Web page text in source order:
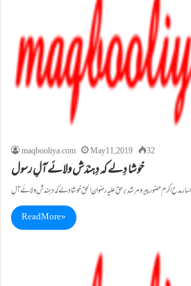
maqbooliya.com
May 11, 2019 32
خوشا دِلے کہ دِہندَش ولائے آلِ رسول
Read More »